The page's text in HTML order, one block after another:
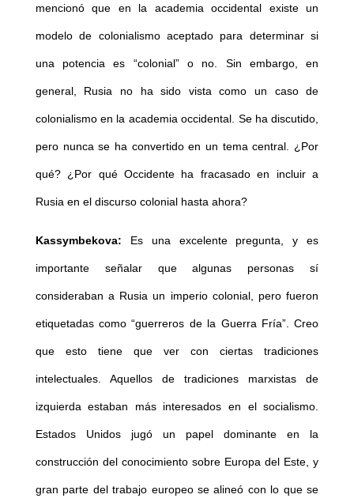
mencionó que en la academia occidental existe un
modelo de colonialismo aceptado para determinar si
una potencia es “colonial” o no. Sin embargo, en
general, Rusia no ha sido vista como un caso de
colonialismo en la academia occidental. Se ha discutido,
pero nunca se ha convertido en un tema central. ¿Por
qué? ¿Por qué Occidente ha fracasado en incluir a
Rusia en el discurso colonial hasta ahora?
Kassymbekova: Es una excelente pregunta, y es
importante señalar que algunas personas sí
consideraban a Rusia un imperio colonial, pero fueron
etiquetadas como “guerreros de la Guerra Fría”. Creo
que esto tiene que ver con ciertas tradiciones
intelectuales. Aquellos de tradiciones marxistas de
izquierda estaban más interesados en el socialismo.
Estados Unidos jugó un papel dominante en la
construcción del conocimiento sobre Europa del Este, y
gran parte del trabajo europeo se alineó con lo que se